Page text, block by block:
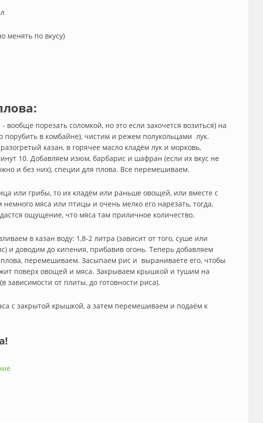
менять по вкусу)
порезать соломкой, но это если захочется возиться) на
порубить в комбайне), чистим и режем полукольцами лук.
казан, в горячее масло кладём лук и морковь,
10. Добавляем изюм, барбарис и шафран (если их вкус не
и без них), специи для плова. Все перемешиваем.
или грибы, то их кладём или раньше овощей, или вместе с
мяса или птицы и очень мелко его нарезать, тогда,
ощущение, что мяса там приличное количество.
в казан воду: 1,8-2 литра (зависит от того, суше или
и доводим до кипения, прибавив огонь. Теперь добавляем
перемешиваем. Засыпаем рис и выраниваете его, чтобы
поверх овощей и мяса. Закрываем крышкой и тушим на
зависимости от плиты, до готовности риса).
с закрытой крышкой, а затем перемешиваем и подаём к